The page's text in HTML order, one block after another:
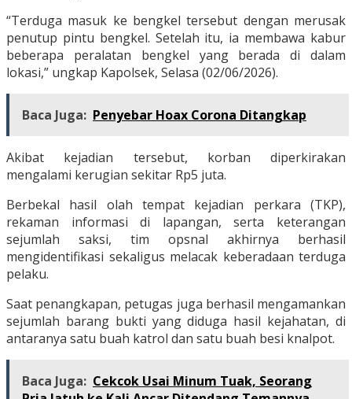
“Terduga masuk ke bengkel tersebut dengan merusak
penutup pintu bengkel. Setelah itu, ia membawa kabur
beberapa peralatan bengkel yang berada di dalam
lokasi,” ungkap Kapolsek, Selasa (02/06/2026).
Baca Juga: Penyebar Hoax Corona Ditangkap
Akibat kejadian tersebut, korban diperkirakan
mengalami kerugian sekitar Rp5 juta.
Berbekal hasil olah tempat kejadian perkara (TKP),
rekaman informasi di lapangan, serta keterangan
sejumlah saksi, tim opsnal akhirnya berhasil
mengidentifikasi sekaligus melacak keberadaan terduga
pelaku.
Saat penangkapan, petugas juga berhasil mengamankan
sejumlah barang bukti yang diduga hasil kejahatan, di
antaranya satu buah katrol dan satu buah besi knalpot.
Baca Juga: Cekcok Usai Minum Tuak, Seorang